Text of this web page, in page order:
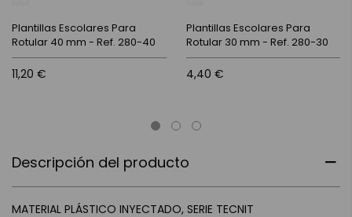
Descripción del producto
MATERIAL PLÁSTICO INYECTADO, SERIE TECNIT
Plantillas Escolares Para
Rotular 40 mm - Ref. 280-40
11,20 €
Plantillas Escolares Para
Rotular 30 mm - Ref. 280-30
4,40 €